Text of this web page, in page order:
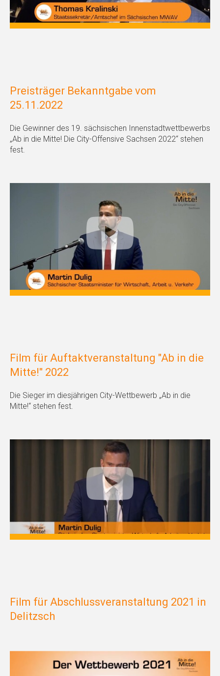
Preisträger Bekanntgabe vom
25.11.2022
Die Gewinner des 19. sächsischen Innenstadtwettbewerbs
„Ab in die Mitte! Die City-Offensive Sachsen 2022“ stehen
fest.
Film für Auftaktveranstaltung "Ab in die
Mitte!" 2022
Die Sieger im diesjährigen City-Wettbewerb „Ab in die
Mitte!“ stehen fest.
Film für Abschlussveranstaltung 2021 in
Delitzsch